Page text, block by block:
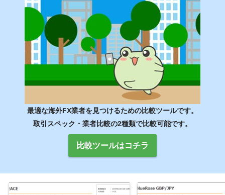
最適な海外FX業者を見つけるための比較ツールです。
取引スペック・業者比較の2種類で比較可能です。
比較ツールはコチラ